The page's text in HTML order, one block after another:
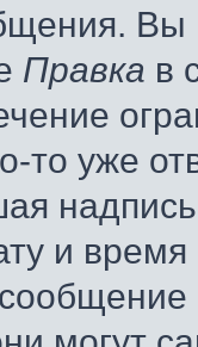
Вы
Правка в
то уже
и